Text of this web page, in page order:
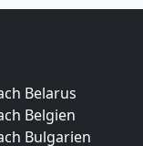
Belarus
Belgien
Bulgarien